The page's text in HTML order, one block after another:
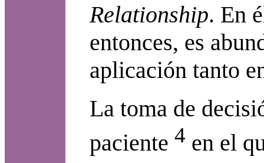
Relationship. En
entonces, es
aplicación tanto
La toma de
paciente 4 en el